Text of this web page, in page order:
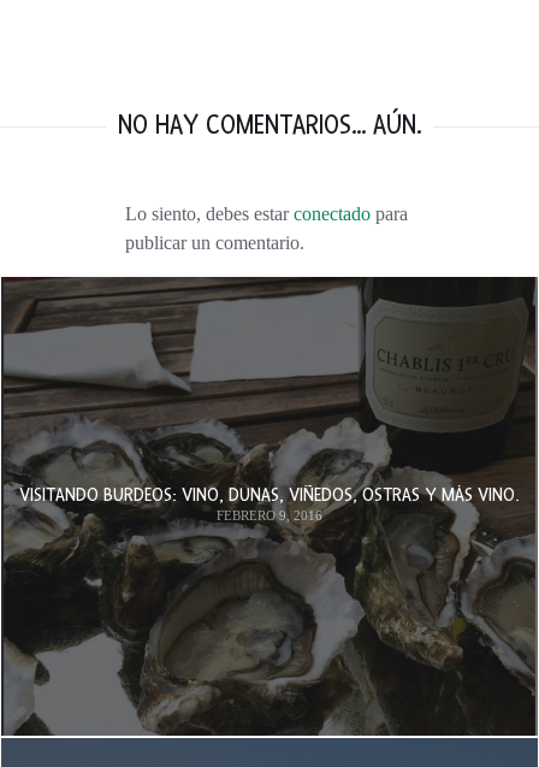
NO HAY COMENTARIOS... AÚN.
Lo siento, debes estarconectado para
publicar un comentario.
VISITANDO BURDEOS: VINO, DUNAS, VIÑEDOS, OSTRAS Y MÁS VINO.
FEBRERO 9, 2016